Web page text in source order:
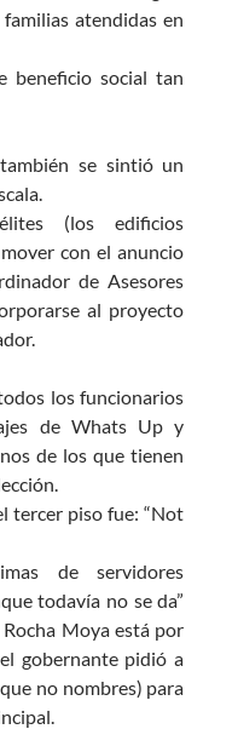
atendidas en
beneficio social tan
se sintió un
(los edificios
con el anuncio
de Asesores
al proyecto
los funcionarios
de Whats Up y
de los que tienen
tercer piso fue: “Not
de servidores
todavía no se da”
Moya está por
gobernante pidió a
no nombres) para